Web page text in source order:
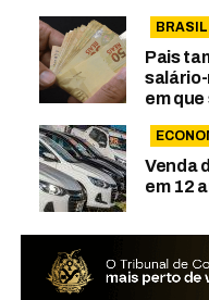
BRASIL
Pais
salário-
em
Venda
em 12